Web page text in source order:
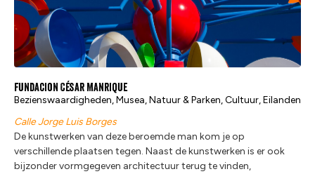
Fundacion César Manrique
Bezienswaardigheden, Musea, Natuur & Parken, Cultuur, Eilanden
Calle Jorge Luis Borges
De kunstwerken van deze beroemde man kom je op
verschillende plaatsen tegen. Naast de kunstwerken is er ook
bijzonder vormgegeven architectuur terug te vinden,